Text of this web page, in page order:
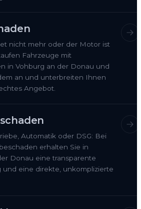
nicht mehr oder der Motor ist
Fahrzeuge mit
in Vohburg an der Donau und
an und unterbreiten Ihnen
Angebot.
Automatik oder DSG: Bei
erhalten Sie in
Donau eine transparente
und eine direkte, unkomplizierte